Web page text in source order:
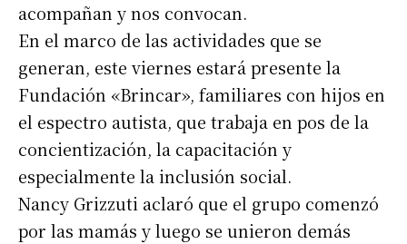
acompañan y nos convocan.
En el marco de las actividades que se
generan, este viernes estará presente la
Fundación «Brincar», familiares con hijos en
el espectro autista, que trabaja en pos de la
concientización, la capacitación y
especialmente la inclusión social.
Nancy Grizzuti aclaró que el grupo comenzó
por las mamás y luego se unieron demás